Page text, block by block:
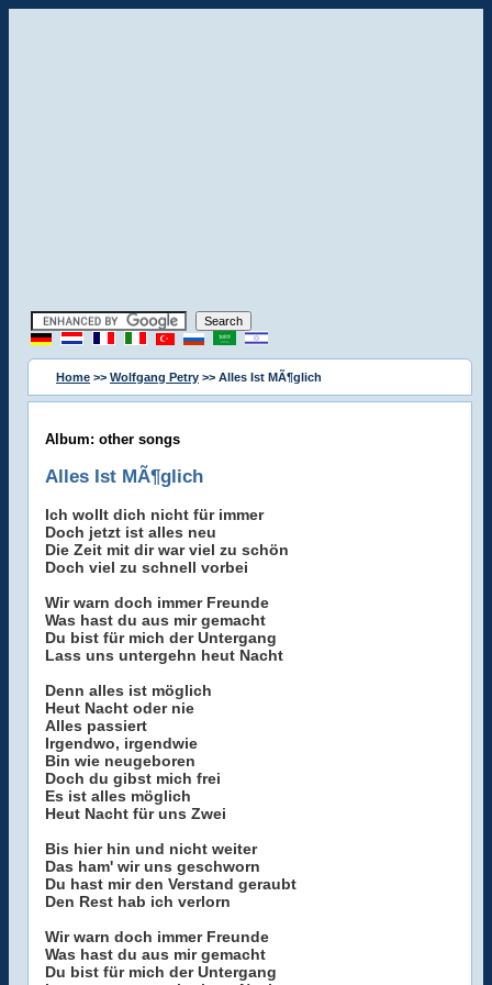
Home >> Wolfgang Petry >> Alles Ist MÃ¶glich
Album: other songs
Alles Ist MÃ¶glich
Ich wollt dich nicht für immer
Doch jetzt ist alles neu
Die Zeit mit dir war viel zu schön
Doch viel zu schnell vorbei
Wir warn doch immer Freunde
Was hast du aus mir gemacht
Du bist für mich der Untergang
Lass uns untergehn heut Nacht
Denn alles ist möglich
Heut Nacht oder nie
Alles passiert
Irgendwo, irgendwie
Bin wie neugeboren
Doch du gibst mich frei
Es ist alles möglich
Heut Nacht für uns Zwei
Bis hier hin und nicht weiter
Das ham' wir uns geschworn
Du hast mir den Verstand geraubt
Den Rest hab ich verlorn
Wir warn doch immer Freunde
Was hast du aus mir gemacht
Du bist für mich der Untergang